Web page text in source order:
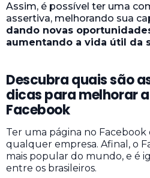
Assim, é possível ter uma
assertiva, melhorando sua
dando novas
aumentando a vida útil da
Descubra quais são
dicas para melhorar
Facebook
Ter uma página no Facebook
qualquer empresa. Afinal, o
mais popular do mundo, e é
entre os brasileiros.